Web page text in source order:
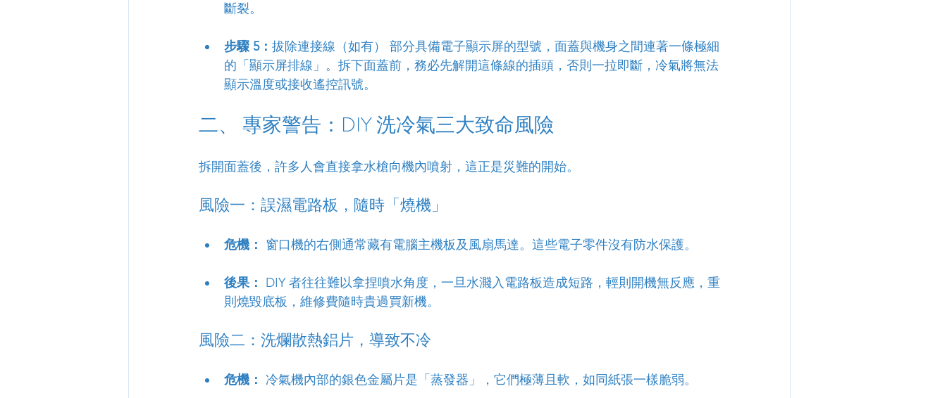
斷裂。
步驟 5： 拔除連接線（如有） 部分具備電子顯示屏的型號，面蓋與機身之間連著一條極細
的「顯示屏排線」。拆下面蓋前，務必先解開這條線的插頭，否則一拉即斷，冷氣將無法
顯示溫度或接收遙控訊號。
二、 專家警告：DIY 洗冷氣三大致命風險
拆開面蓋後，許多人會直接拿水槍向機內噴射，這正是災難的開始。
風險一：誤濕電路板，隨時「燒機」
危機： 窗口機的右側通常藏有電腦主機板及風扇馬達。這些電子零件沒有防水保護。
後果： DIY 者往往難以拿捏噴水角度，一旦水濺入電路板造成短路，輕則開機無反應，重
則燒毀底板，維修費隨時貴過買新機。
風險二：洗爛散熱鋁片，導致不冷
危機： 冷氣機內部的銀色金屬片是「蒸發器」，它們極薄且軟，如同紙張一樣脆弱。